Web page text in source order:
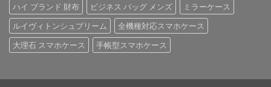
ハイ ブランド 財布
ビジネス バッグ メンズ
ミラーケース
ルイヴィトンシュプリーム
全機種対応スマホケース
大理石 スマホケース
手帳型スマホケース